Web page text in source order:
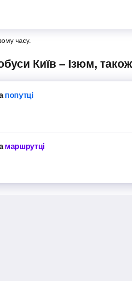
часу.
Київ – Ізюм,
попутці
маршрутці